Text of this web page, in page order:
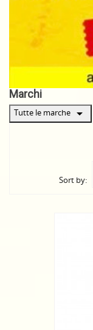
Marchi
Tutte le marche arrow_drop_down
Sort by: